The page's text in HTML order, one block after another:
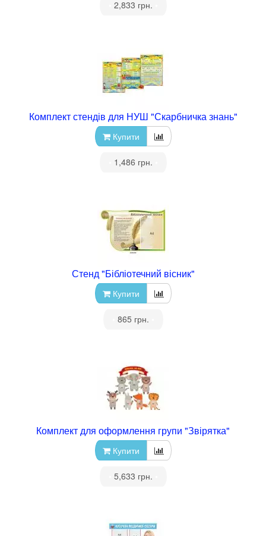
2,833 грн.
Комплект стендів для НУШ "Скарбничка знань"
Купити
1,486 грн.
Стенд "Бібліотечний вісник"
Купити
865 грн.
Комплект для оформлення групи "Звірятка"
Купити
5,633 грн.